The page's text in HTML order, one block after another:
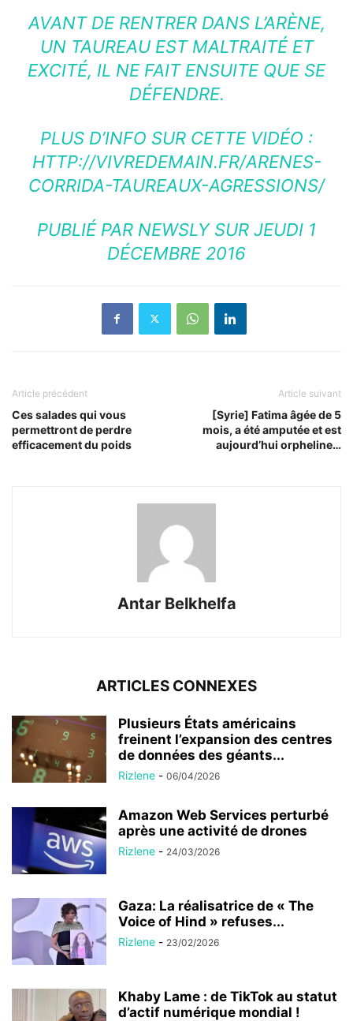
AVANT DE RENTRER DANS L’ARÈNE,
UN TAUREAU EST MALTRAITÉ ET
EXCITÉ, IL NE FAIT ENSUITE QUE SE
DÉFENDRE.
PLUS D’INFO SUR CETTE VIDÉO :
HTTP://VIVREDEMAIN.FR/ARENES-
CORRIDA-TAUREAUX-AGRESSIONS/
PUBLIÉ PAR NEWSLYSUR JEUDI 1
DÉCEMBRE 2016
Article précédent
Ces salades qui vous
permettront de perdre
efficacement du poids
Article suivant
[Syrie] Fatima âgée de 5
mois, a été amputée et est
aujourd’hui orpheline…
Antar Belkhelfa
ARTICLES CONNEXES
Plusieurs États américains
freinent l’expansion des centres
de données des géants...
Rizlene - 06/04/2026
Amazon Web Services perturbé
après une activité de drones
Rizlene - 24/03/2026
Gaza: La réalisatrice de « The
Voice of Hind » refuses...
Rizlene - 23/02/2026
Khaby Lame : de TikTok au statut
d’actif numérique mondial !